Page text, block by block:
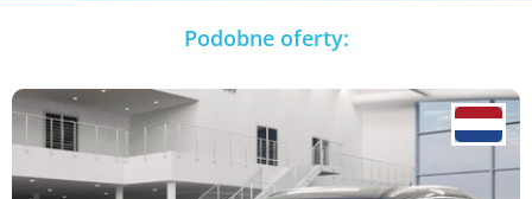
Podobne oferty: